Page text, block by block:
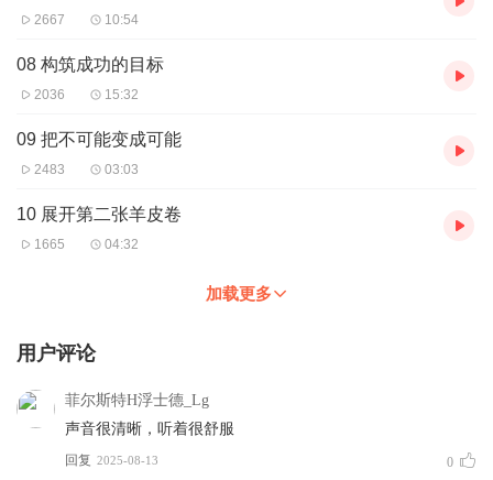
2667 10:54
08 构筑成功的目标
2036 15:32
09 把不可能变成可能
2483 03:03
10 展开第二张羊皮卷
1665 04:32
加载更多
用户评论
菲尔斯特H浮士德_Lg
声音很清晰，听着很舒服
回复 2025-08-13 0